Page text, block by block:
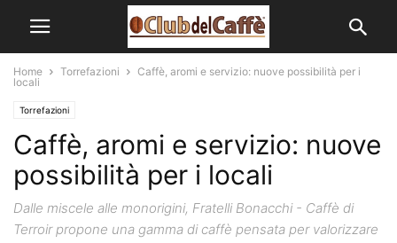
Home Torrefazioni
Caffè, aromi e servizio: nuove possibilità per i
locali
Torrefazioni
Caffè, aromi e servizio: nuove
possibilità per i locali
Dalle miscele alle monorigini, Fratelli Bonacchi - Caffè di
Terroir propone una gamma di caffè pensata per valorizzare